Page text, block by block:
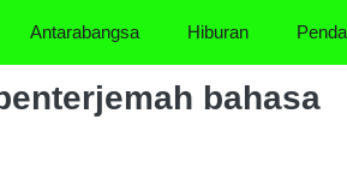
Antarabangsa Hiburan
bahasa